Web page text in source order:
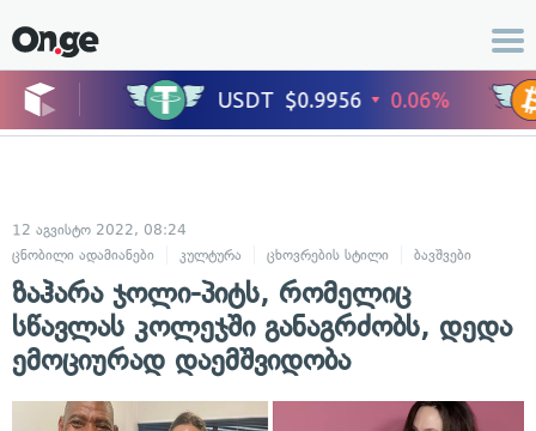
12 აგვისტო 2022, 08:24
ცნობილი ადამიანები
კულტურა ცხოვრების სტილი ბავშვები
ზაჰარა ჯოლი-პიტს, რომელიც
სწავლას კოლეჯში განაგრძობს, დედა
ემოციურად დაემშვიდობა